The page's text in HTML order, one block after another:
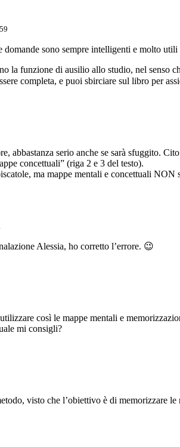
domande sono sempre intelligenti e molto
la funzione di ausilio allo studio, nel senso
completa, e puoi sbirciare sul libro per
abbastanza serio anche se sarà sfuggito.
concettuali” (riga 2 e 3 del testo).
ma mappe mentali e concettuali NON
Alessia, ho corretto l’errore. 😉
così le mappe mentali e
mi consigli?
visto che l’obiettivo è di memorizzare